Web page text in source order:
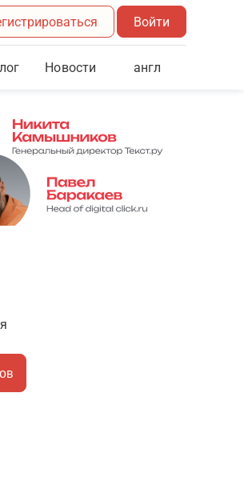
Войти
Новости англ